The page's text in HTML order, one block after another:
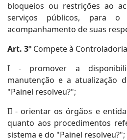
bloqueios ou restrições ao
serviços públicos, para
acompanhamento de suas
Art. 3º Compete à
I - promover a
manutenção e a atualização
"Painel resolveu?";
II - orientar os órgãos e
quanto aos procedimentos
sistema e do "Painel resolveu?";